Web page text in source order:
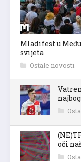
Mladifest u
svijeta
Ostale novosti
oči